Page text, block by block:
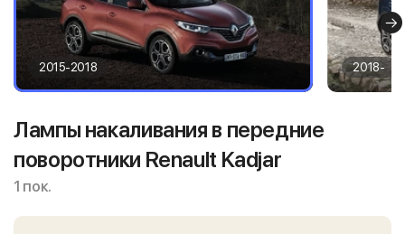
2015-2018 2018-
Лампы накаливания в передние
поворотники Renault Kadjar
1 пок.